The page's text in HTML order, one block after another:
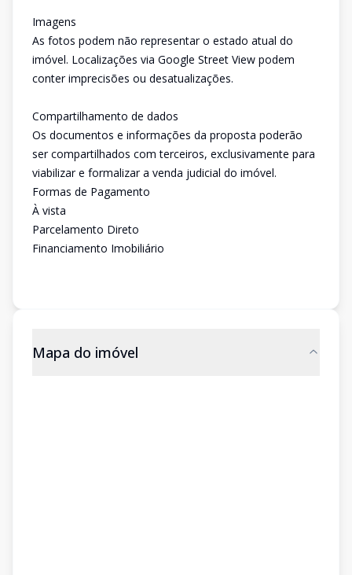
Imagens
As fotos podem não representar o estado atual do
imóvel. Localizações via Google Street View podem
conter imprecisões ou desatualizações.
Compartilhamento de dados
Os documentos e informações da proposta poderão
ser compartilhados com terceiros, exclusivamente para
viabilizar e formalizar a venda judicial do imóvel.
Formas de Pagamento
À vista
Parcelamento Direto
Financiamento Imobiliário
Mapa do imóvel